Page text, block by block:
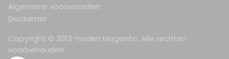
Copyright © 2013-heden Magento. Alle rechten
voorbehouden.
Algemene voorwaarden
Disclaimer